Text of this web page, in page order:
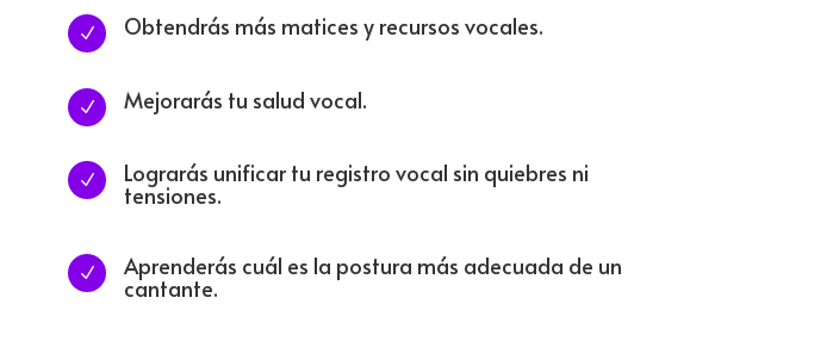
N Obtendrás más matices y recursos vocales.
N Mejorarás tu salud vocal.
N Lograrás unificar tu registro vocal sin quiebres ni
tensiones.
N Aprenderás cuál es la postura más adecuada de un
cantante.